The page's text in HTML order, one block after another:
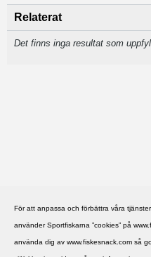
För att anpassa och förbättra våra
använder Sportfiskarna ”cookies” på
använda dig av www.fiskesnack.com så
Relaterat
Det finns inga resultat som